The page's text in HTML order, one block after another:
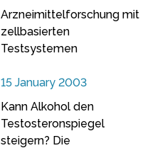
Arzneimittelforschung mit
zellbasierten
Testsystemen
15 January 2003
Kann Alkohol den
Testosteronspiegel
steigern? Die